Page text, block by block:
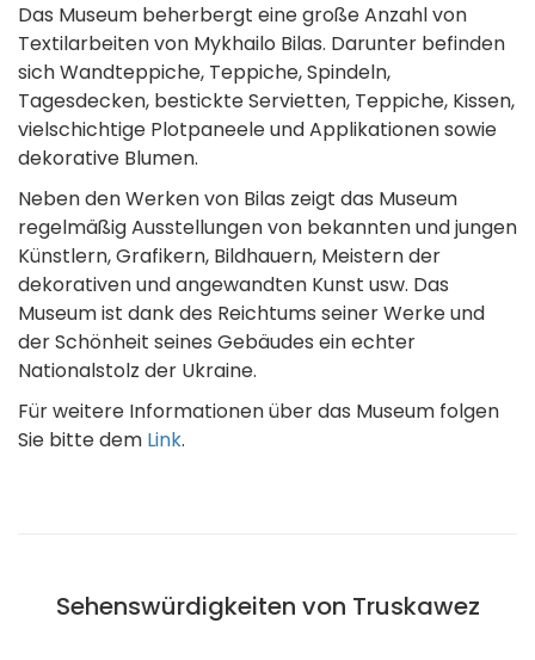
Das Museum beherbergt eine große Anzahl von
Textilarbeiten von Mykhailo Bilas. Darunter befinden
sich Wandteppiche, Teppiche, Spindeln,
Tagesdecken, bestickte Servietten, Teppiche, Kissen,
vielschichtige Plotpaneele und Applikationen sowie
dekorative Blumen.
Neben den Werken von Bilas zeigt das Museum
regelmäßig Ausstellungen von bekannten und jungen
Künstlern, Grafikern, Bildhauern, Meistern der
dekorativen und angewandten Kunst usw. Das
Museum ist dank des Reichtums seiner Werke und
der Schönheit seines Gebäudes ein echter
Nationalstolz der Ukraine.
Für weitere Informationen über das Museum folgen
Sie bitte dem Link.
Sehenswürdigkeiten von Truskawez